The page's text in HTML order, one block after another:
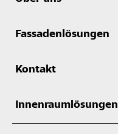
Fassadenlösungen
Kontakt
Innenraumlösungen